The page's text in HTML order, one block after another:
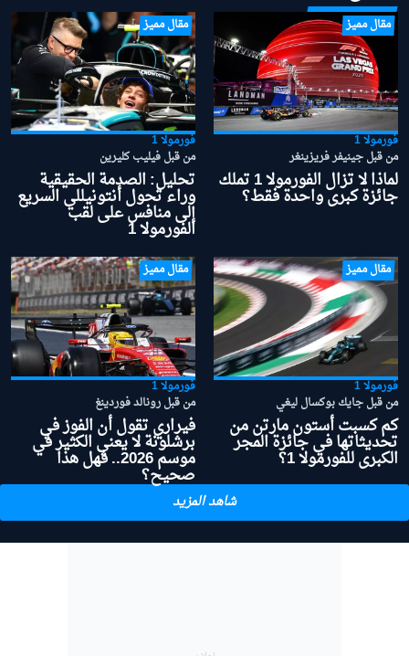
مقال مميز
فورمولا 1
من قبل جينيفر فريزينغر
لماذا لا تزال الفورمولا 1 تملك
جائزة كبرى واحدة فقط؟
مقال مميز
فورمولا 1
من قبل فيليب كليرين
تحليل: الصدمة الحقيقية
وراء تحول أنتونيللي السريع
إلى منافس على لقب
الفورمولا 1
مقال مميز
فورمولا 1
من قبل جايك بوكسال ليغي
كم كسبت أستون مارتن من
تحديثاتها في جائزة المجر
الكبرى للفورمولا 1؟
مقال مميز
فورمولا 1
من قبل رونالد فوردينغ
فيراري تقول أن الفوز في
برشلونة لا يعني الكثير في
موسم 2026.. فهل هذا
صحيح؟
شاهد المزيد